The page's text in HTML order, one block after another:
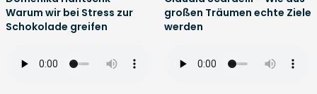
Warum wir bei Stress zur
Schokolade greifen
großen Träumen echte Ziele
werden